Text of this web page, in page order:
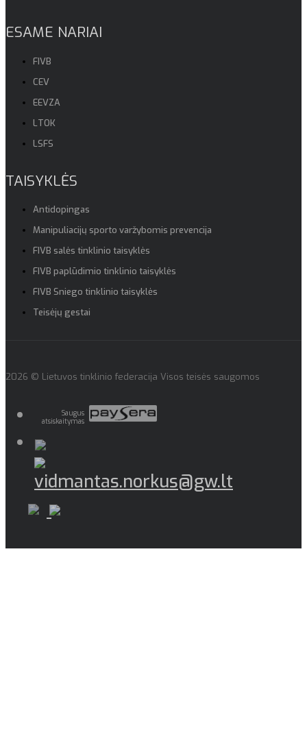
ESAME NARIAI
FIVB
CEV
EEVZA
LTOK
LSFS
TAISYKLĖS
Antidopingas
Manipuliacijų sporto varžybomis prevencija
FIVB salės tinklinio taisyklės
FIVB paplūdimio tinklinio taisyklės
FIVB Sniego tinklinio taisyklės
Teisėjų gestai
2026 © Lietuvos tinklinio federacija Visos teisės saugomos
Saugus
atsiskaitymas